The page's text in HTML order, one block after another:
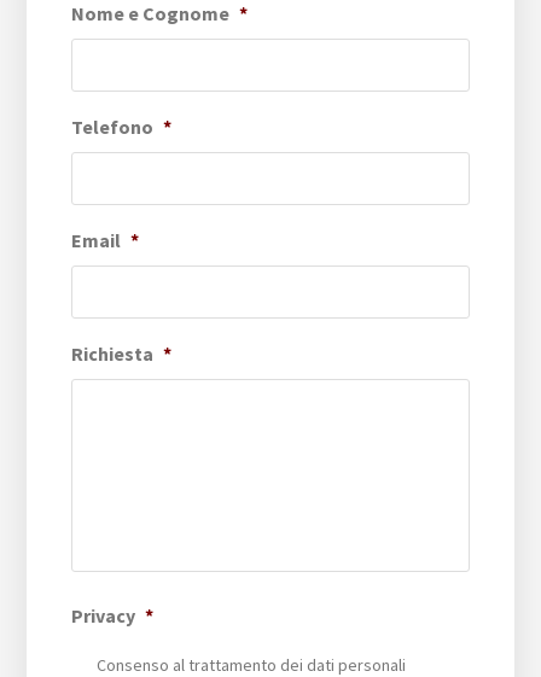
Nome e Cognome *
Telefono *
Email *
Richiesta *
Privacy *
Consenso al trattamento dei dati personali